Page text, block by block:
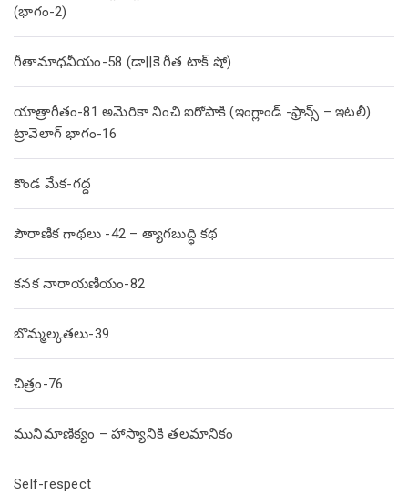
(భాగం-2)
గీతామాధవీయం-58 (డా||కె.గీత టాక్ షో)
యాత్రాగీతం-81 అమెరికా నించి ఐరోపాకి (ఇంగ్లాండ్ -ఫ్రాన్స్ – ఇటలీ)
ట్రావెలాగ్ భాగం-16
కొండ మేక-గద్ద
పౌరాణిక గాథలు -42 – త్యాగబుద్ధి కథ
కనక నారాయణీయం-82
బొమ్మల్కతలు-39
చిత్రం-76
మునిమాణిక్యం – హాస్యానికి తలమానికం
Self-respect